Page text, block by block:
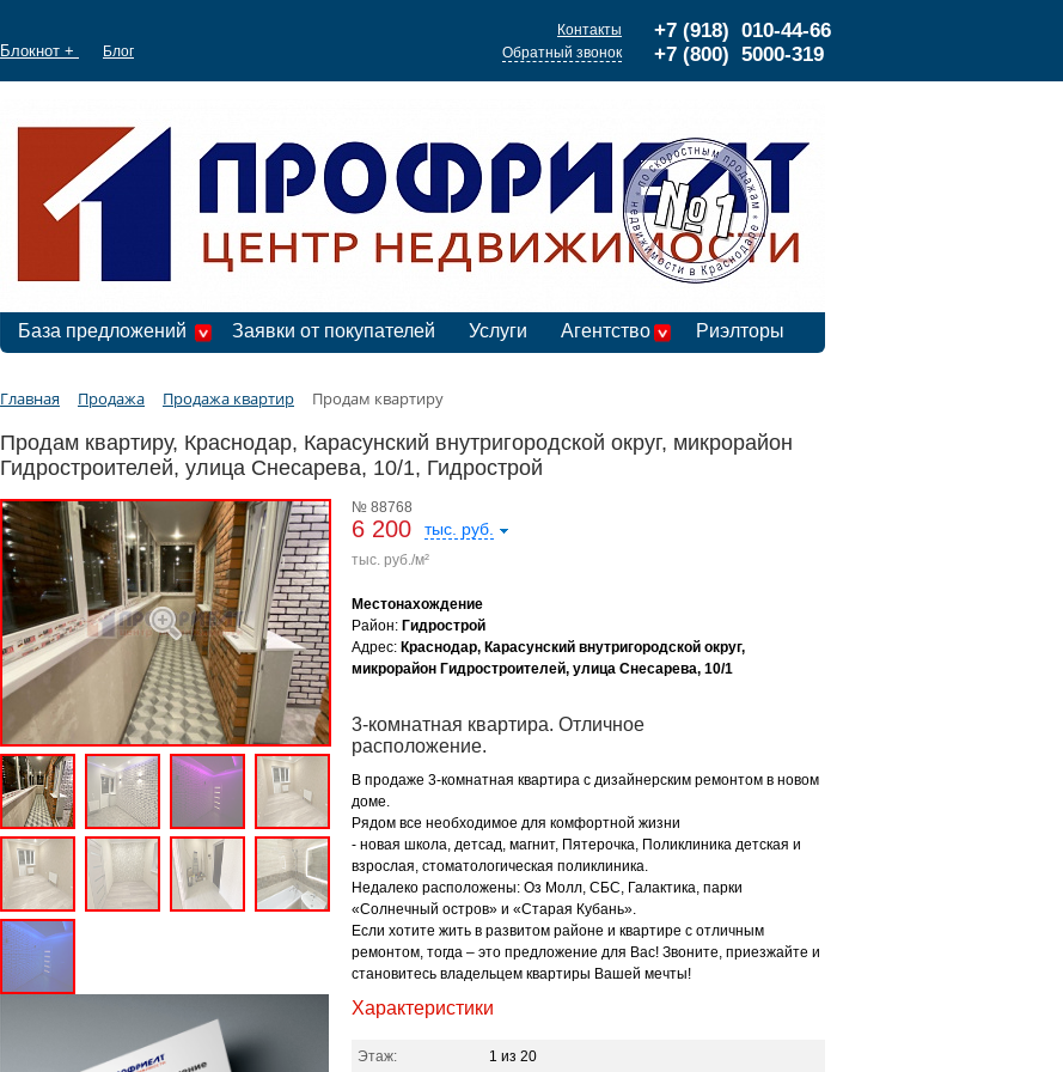
Блокнот + Блог
+7 (918) 010-44-66
+7 (800) 5000-319
Контакты
Обратный звонок
База предложений Заявки от покупателей Услуги Агентство Риэлторы
Главная Продажа Продажа квартир Продам квартиру
Продам квартиру, Краснодар, Карасунский внутригородской округ, микрорайон
Гидростроителей, улица Снесарева, 10/1, Гидрострой
№ 88768
6 200 тыс. руб.
тыс. руб./м²
Местонахождение
Район: Гидрострой
Адрес: Краснодар, Карасунский внутригородской округ,
микрорайон Гидростроителей, улица Снесарева, 10/1
3-комнатная квартира. Отличное
расположение.
В продаже 3-комнатная квартира с дизайнерским ремонтом в новом
доме.
Рядом все необходимое для комфортной жизни
- новая школа, детсад, магнит, Пятерочка, Поликлиника детская и
взрослая, стоматологическая поликлиника.
Недалеко расположены: Оз Молл, СБС, Галактика, парки
«Солнечный остров» и «Старая Кубань».
Если хотите жить в развитом районе и квартире с отличным
ремонтом, тогда – это предложение для Вас! Звоните, приезжайте и
становитесь владельцем квартиры Вашей мечты!
Характеристики
Этаж: 1 из 20